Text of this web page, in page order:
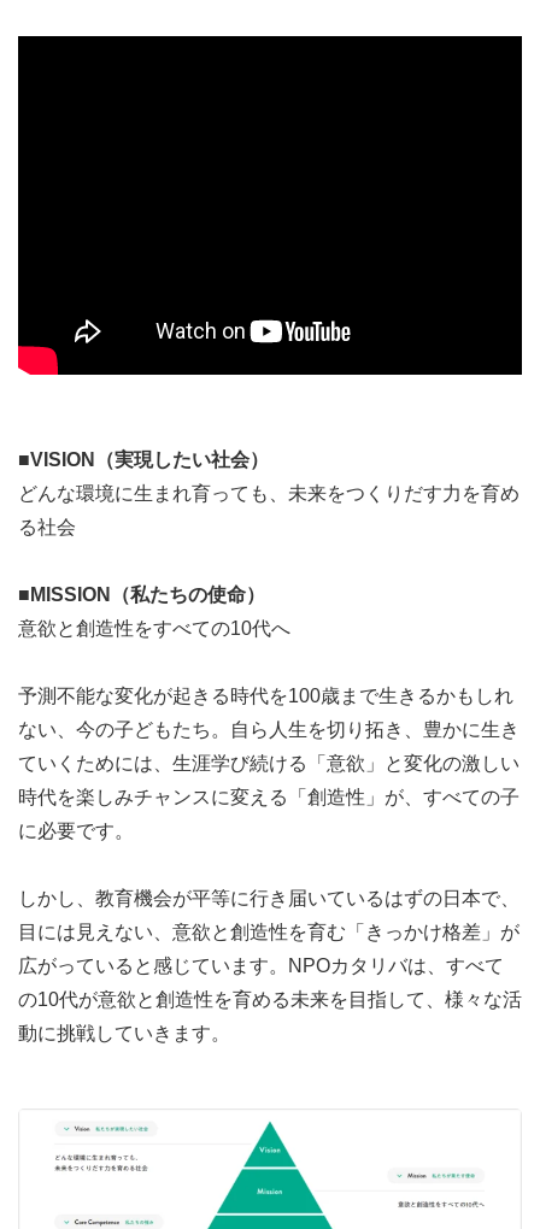
■VISION（実現したい社会）
どんな環境に生まれ育っても、未来をつくりだす力を育め
る社会
■MISSION（私たちの使命）
意欲と創造性をすべての10代へ
予測不能な変化が起きる時代を100歳まで生きるかもしれ
ない、今の子どもたち。自ら人生を切り拓き、豊かに生き
ていくためには、生涯学び続ける「意欲」と変化の激しい
時代を楽しみチャンスに変える「創造性」が、すべての子
に必要です。
しかし、教育機会が平等に行き届いているはずの日本で、
目には見えない、意欲と創造性を育む「きっかけ格差」が
広がっていると感じています。NPOカタリバは、すべて
の10代が意欲と創造性を育める未来を目指して、様々な活
動に挑戦していきます。